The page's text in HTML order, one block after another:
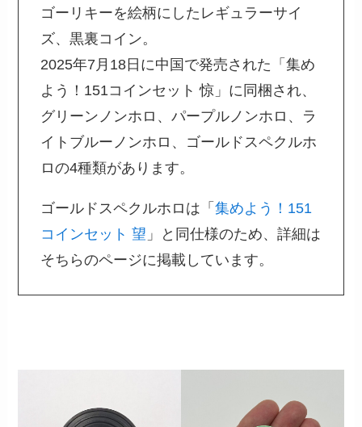
ゴーリキーを絵柄にしたレギュラーサイ
ズ、黒裏コイン。
2025年7月18日に中国で発売された「集め
よう！151コインセット 惊」に同梱され、
グリーンノンホロ、パープルノンホロ、ラ
イトブルーノンホロ、ゴールドスペクルホ
ロの4種類があります。
ゴールドスペクルホロは「集めよう！151
コインセット 望 」と同仕様のため、詳細は
そちらのページに掲載しています。